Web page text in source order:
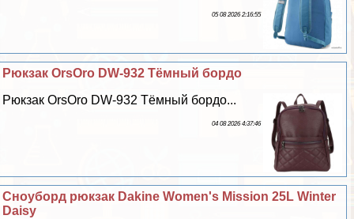
05 08 2026 2:16:55
Рюкзак OrsOro DW-932 Тёмный бордо
Рюкзак OrsOro DW-932 Тёмный бордо...
04 08 2026 4:37:46
Сноуборд рюкзак Dakine Women's Mission 25L Winter
Daisy